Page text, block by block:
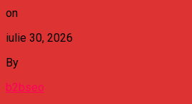
on
iulie 30, 2026
By
b2bseo